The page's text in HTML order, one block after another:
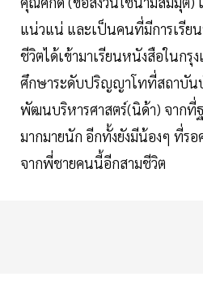
แน่วแน่ และเป็นคนที่มีการเรีย
ชีวิตได้เข้ามาเรียนหนังสือในกรุ
ศึกษาระดับปริญญาโทที่สถาบั
พัฒนบริหารศาสตร์(นิด้า) จากที่
มากมายนัก อีกทั้งยังมีน้องๆ ที่รอ
จากพี่ชายคนนี้อีกสามชีวิต